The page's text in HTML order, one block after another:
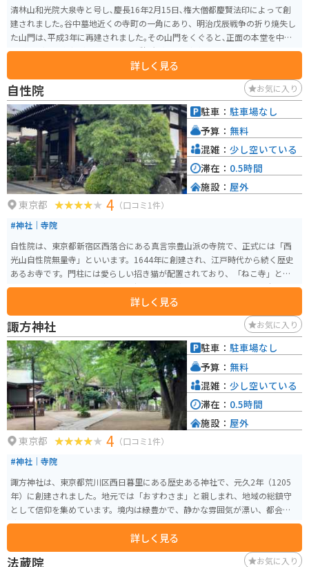
清林山和光院大泉寺と号し､慶長16年2月15日､権大僧都慶賢法印によって創
建されました｡谷中墓地近くの寺町の一角にあり、明治戊辰戦争の折り焼失し
た山門は､平成3年に再建されました｡その山門をくぐると､正面の本堂を中心
に､左に客殿､庫裏､右には墓参用休憩所､水屋などが配されています｡
詳しく見る
自性院 お気に入り
東京都 4 （口コミ1件）
#神社｜寺院
自性院は、東京都新宿区西落合にある真言宗豊山派の寺院で、正式には「西
光山自性院無量寺」といいます。1644年に創建され、江戸時代から続く歴史
あるお寺です。門柱には愛らしい招き猫が配置されており、「ねこ寺」とし
ても知られています。境内には、招き猫が奉納されている猫地蔵堂や六地蔵
などがあり、人々に親しまれています。特に、秘仏「猫地蔵」が安置されて
おり、多くの参拝者がこの地蔵に手を合わせに訪れます。また、境内には立
派な赤い山門があり、とても美しいです。
詳しく見る
駐車： 駐車場なし
予算： 無料
混雑： 少し空いている
滞在： 0.5時間
施設： 屋外
諏方神社 お気に入り
東京都 4 （口コミ1件）
#神社｜寺院
諏方神社は、東京都荒川区西日暮里にある歴史ある神社で、元久2年（1205
年）に創建されました。地元では「おすわさま」と親しまれ、地域の総鎮守
として信仰を集めています。境内は緑豊かで、静かな雰囲気が漂い、都会の
喧騒を忘れさせる癒しの空間です。見どころは、創建以来800年以上の歴史を
持つ社殿や、江戸時代に太田道灌が神領を寄進したことに由来する伝統的な
建造物です。特に、境内にある大鳥居は見応えがあります。 また、3年に一度
詳しく見る
駐車： 駐車場なし
予算： 無料
混雑： 少し空いている
滞在： 0.5時間
施設： 屋外
法蔵院 お気に入り